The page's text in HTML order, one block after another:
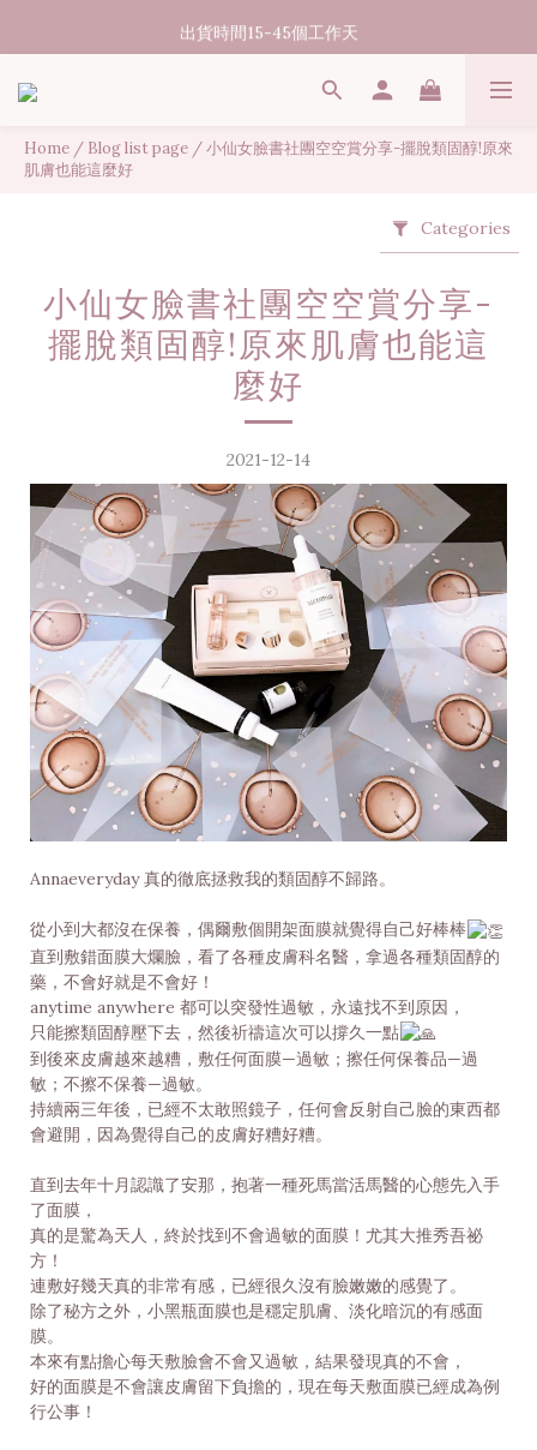
07/31-08/08 煥新盛夏 | 夏日美好節
出貨時間15-45個工作天
消費滿3000元享台灣境內免運
Home / Blog list page /小仙女臉書社團空空賞分享-擺脫類固醇!原來
肌膚也能這麼好
Categories
小仙女臉書社團空空賞分享-
擺脫類固醇!原來肌膚也能這
麼好
2021-12-14
Annaeveryday 真的徹底拯救我的類固醇不歸路。
從小到大都沒在保養，偶爾敷個開架面膜就覺得自己好棒棒
直到敷錯面膜大爛臉，看了各種皮膚科名醫，拿過各種類固醇的
藥，不會好就是不會好！
anytime anywhere 都可以突發性過敏，永遠找不到原因，
只能擦類固醇壓下去，然後祈禱這次可以撐久一點
到後來皮膚越來越糟，敷任何面膜—過敏；擦任何保養品—過
敏； 不擦不保養—過敏。
持續兩三年後，已經不太敢照鏡子，任何會反射自己臉的東西都
會避開，因為覺得自己的皮膚好糟好糟。
直到去年十月認識了安那，抱著一種死馬當活馬醫的心態先入手
了面膜，
真的是驚為天人，終於找到不會過敏的面膜！尤其大推秀吾祕
方！
連敷好幾天真的非常有感，已經很久沒有臉嫩嫩的感覺了。
除了秘方之外，小黑瓶面膜也是穩定肌膚、淡化暗沉的有感面
膜。
本來有點擔心每天敷臉會不會又過敏，結果發現真的不會，
好的面膜是不會讓皮膚留下負擔的，現在每天敷面膜已經成為例
行公事！